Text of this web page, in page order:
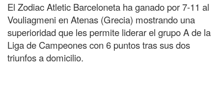
El Zodiac Atletic Barceloneta ha ganado por 7-11 al
Vouliagmeni en Atenas (Grecia) mostrando una
superioridad que les permite liderar el grupo A de la
Liga de Campeones con 6 puntos tras sus dos
triunfos a domicilio.